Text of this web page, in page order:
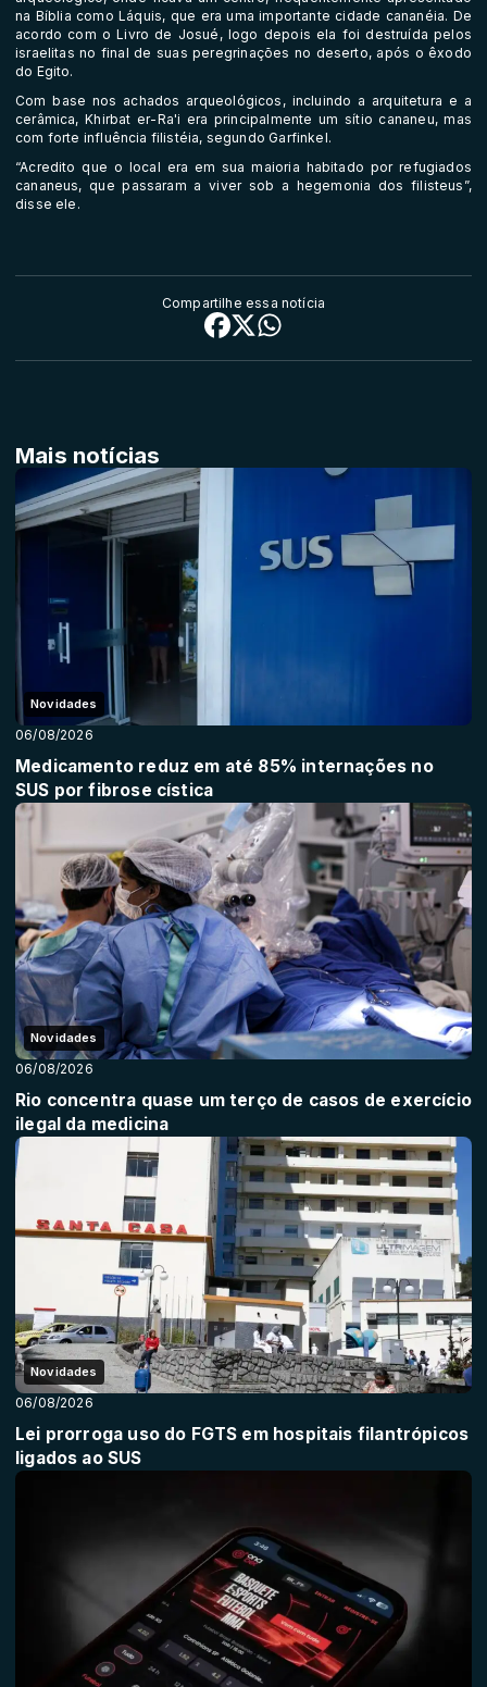
na Bíblia como Láquis, que era uma importante cidade cananéia. De
acordo com o Livro de Josué, logo depois ela foi destruída pelos
israelitas no final de suas peregrinações no deserto, após o êxodo
do Egito.
Com base nos achados arqueológicos, incluindo a arquitetura e a
cerâmica, Khirbat er-Ra'i era principalmente um sítio cananeu, mas
com forte influência filistéia, segundo Garfinkel.
“Acredito que o local era em sua maioria habitado por refugiados
cananeus, que passaram a viver sob a hegemonia dos filisteus”,
disse ele.
Compartilhe essa notícia
Mais notícias
Novidades
06/08/2026
Medicamento reduz em até 85% internações no
SUS por fibrose cística
Novidades
06/08/2026
Rio concentra quase um terço de casos de exercício
ilegal da medicina
Novidades
06/08/2026
Lei prorroga uso do FGTS em hospitais filantrópicos
ligados ao SUS